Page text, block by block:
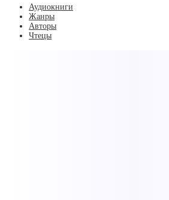
Аудиокниги
Жанры
Авторы
Чтецы